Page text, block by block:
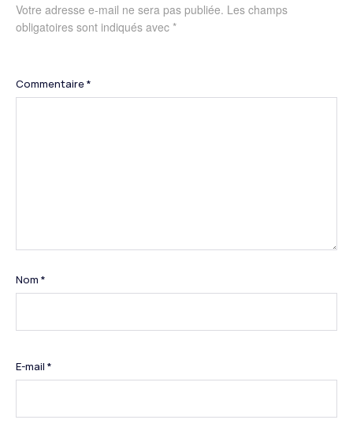
Votre adresse e-mail ne sera pas publiée. Les champs
obligatoires sont indiqués avec *
Commentaire*
Nom *
E-mail *